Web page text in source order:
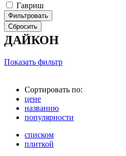
Гавриш
ДАЙКОН
Показать фильтр
Сортировать по:
цене
названию
популярности
списком
плиткой